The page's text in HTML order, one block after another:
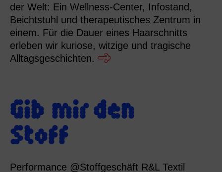
der Welt: Ein Wellness-Center, Infostand,
Beichtstuhl und therapeutisches Zentrum in
einem. Für die Dauer eines Haarschnitts
erleben wir kuriose, witzige und tragische
Alltagsgeschichten.
Gib mir den
Stoff
Performance @Stoffgeschäft R&L Textil